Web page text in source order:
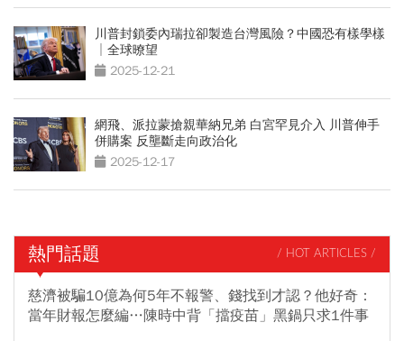
川普封鎖委內瑞拉卻製造台灣風險？中國恐有樣學樣
│全球暸望
2025-12-21
網飛、派拉蒙搶親華納兄弟 白宮罕見介入 川普伸手
併購案 反壟斷走向政治化
2025-12-17
熱門話題 / HOT ARTICLES /
慈濟被騙10億為何5年不報警、錢找到才認？他好奇：
當年財報怎麼編…陳時中背「擋疫苗」黑鍋只求1件事